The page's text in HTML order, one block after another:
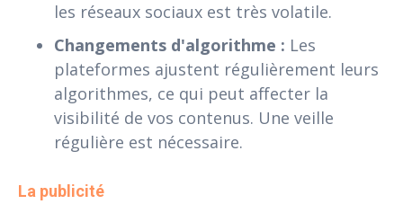
les réseaux sociaux est très volatile.
Changements d'algorithme : Les
plateformes ajustent régulièrement leurs
algorithmes, ce qui peut affecter la
visibilité de vos contenus. Une veille
régulière est nécessaire.
La publicité